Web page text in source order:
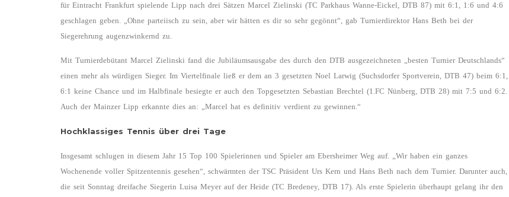
für Eintracht Frankfurt spielende Lipp nach drei Sätzen Marcel Zielinski (TC Parkhaus Wanne-Eickel, DTB 87) mit 6:1, 1:6 und 4:6
geschlagen geben. „Ohne parteiisch zu sein, aber wir hätten es dir so sehr gegönnt“, gab Turnierdirektor Hans Beth bei der
Siegerehrung augenzwinkernd zu.
Mit Turnierdebütant Marcel Zielinski fand die Jubiläumsausgabe des durch den DTB ausgezeichneten „besten Turnier Deutschlands“
einen mehr als würdigen Sieger. Im Viertelfinale ließ er dem an 3 gesetzten Noel Larwig (Suchsdorfer Sportverein, DTB 47) beim 6:1,
6:1 keine Chance und im Halbfinale besiegte er auch den Topgesetzten Sebastian Brechtel (1.FC Nünberg, DTB 28) mit 7:5 und 6:2.
Auch der Mainzer Lipp erkannte dies an: „Marcel hat es definitiv verdient zu gewinnen.“
Hochklassiges Tennis über drei Tage
Insgesamt schlugen in diesem Jahr 15 Top 100 Spielerinnen und Spieler am Ebersheimer Weg auf. „Wir haben ein ganzes
Wochenende voller Spitzentennis gesehen“, schwärmten der TSC Präsident Urs Kern und Hans Beth nach dem Turnier. Darunter auch,
die seit Sonntag dreifache Siegerin Luisa Meyer auf der Heide (TC Bredeney, DTB 17). Als erste Spielerin überhaupt gelang ihr den